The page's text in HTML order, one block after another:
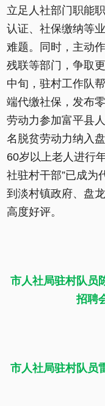
立足人社部门职能
认证、社保缴纳等
难题。同时，主动
残联等部门，争取
中旬，驻村工作队
端代缴社保，发布
劳动力参加富平县
名脱贫劳动力纳入
60岁以上老人进行
社驻村干部”已成为
到淡村镇政府、盘
高度好评。
市人社局驻村队员
招聘
市人社局驻村队员